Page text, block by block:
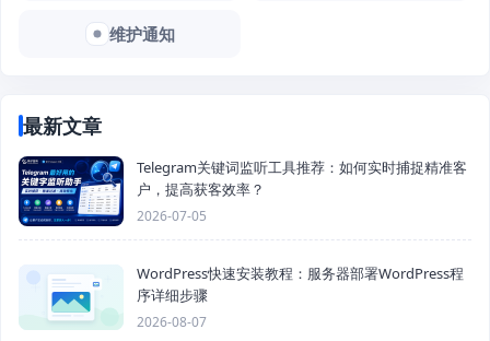
维护通知
最新文章
Telegram关键词监听工具推荐：如何实时捕捉精准客
户，提高获客效率？
2026-07-05
WordPress快速安装教程：服务器部署WordPress程
序详细步骤
2026-08-07